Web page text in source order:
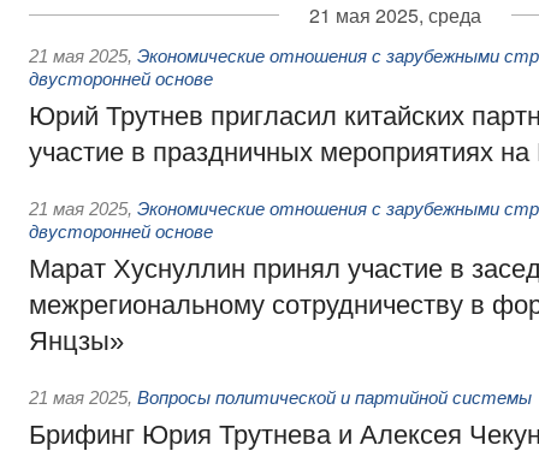
21 мая 2025, среда
21 мая 2025, Экономические отношения с зарубежными
двусторонней основе
Юрий Трутнев пригласил китайских
участие в праздничных мероприятиях
21 мая 2025, Экономические отношения с зарубежными
двусторонней основе
Марат Хуснуллин принял участие в
межрегиональному сотрудничеству в
Янцзы»
21 мая 2025, Вопросы политической и партийной системы
Брифинг Юрия Трутнева и Алексея